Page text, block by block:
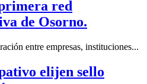
red
de Osorno.
entre empresas, instituciones...
elijen sello